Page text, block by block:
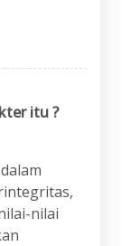
itu ?
nilai